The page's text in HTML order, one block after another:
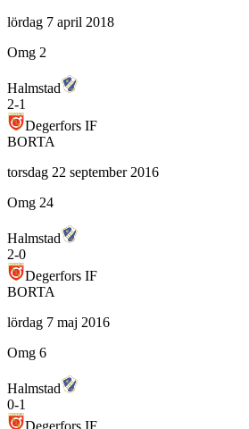
lördag 7 april 2018
Omg 2
Halmstad
2-1
Degerfors IF
BORTA
torsdag 22 september 2016
Omg 24
Halmstad
2-0
Degerfors IF
BORTA
lördag 7 maj 2016
Omg 6
Halmstad
0-1
Degerfors IF